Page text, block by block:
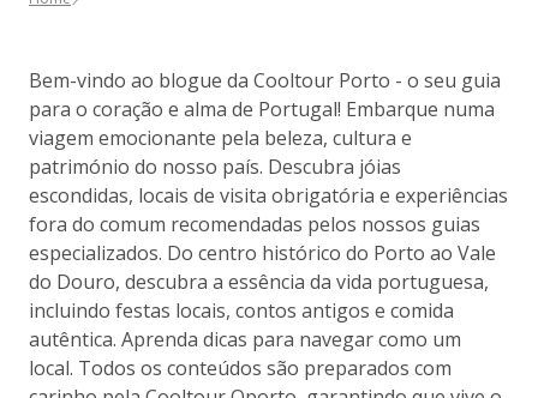
Bem-vindo ao blogue da Cooltour Porto - o seu guia
para o coração e alma de Portugal! Embarque numa
viagem emocionante pela beleza, cultura e
património do nosso país. Descubra jóias
escondidas, locais de visita obrigatória e experiências
fora do comum recomendadas pelos nossos guias
especializados. Do centro histórico do Porto ao Vale
do Douro, descubra a essência da vida portuguesa,
incluindo festas locais, contos antigos e comida
autêntica. Aprenda dicas para navegar como um
local. Todos os conteúdos são preparados com